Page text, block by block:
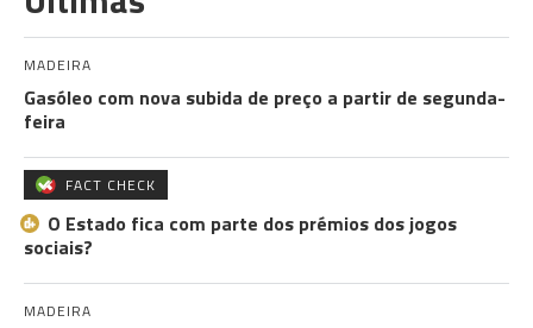
MADEIRA
Gasóleo com nova subida de preço a partir de segunda-
feira
FACT CHECK
O Estado fica com parte dos prémios dos jogos
sociais?
MADEIRA